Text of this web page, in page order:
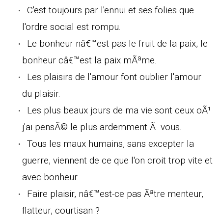
C'est toujours par l'ennui et ses folies que
l'ordre social est rompu.
Le bonheur nâ€™est pas le fruit de la paix, le
bonheur câ€™est la paix mÃªme.
Les plaisirs de l'amour font oublier l'amour
du plaisir.
Les plus beaux jours de ma vie sont ceux oÃ¹
j'ai pensÃ© le plus ardemment Ã vous.
Tous les maux humains, sans excepter la
guerre, viennent de ce que l'on croit trop vite et
avec bonheur.
Faire plaisir, nâ€™est-ce pas Ãªtre menteur,
flatteur, courtisan ?